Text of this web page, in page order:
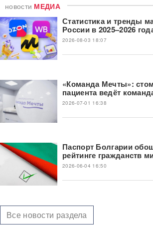
новости МЕДИА
Статистика и тренды
России в 2025–2026
2026-08-03 18:07
«Команда Мечты»:
пациента ведёт
2026-07-01 16:38
Паспорт Болгарии
рейтинге гражданств
2026-06-04 16:50
Все новости раздела